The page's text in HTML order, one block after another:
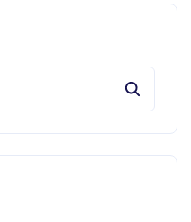
r
c